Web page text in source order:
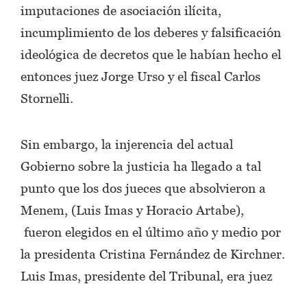
imputaciones de asociación ilícita,
incumplimiento de los deberes y falsificación
ideológica de decretos que le habían hecho el
entonces juez Jorge Urso y el fiscal Carlos
Stornelli.
Sin embargo, la injerencia del actual
Gobierno sobre la justicia ha llegado a tal
punto que los dos jueces que absolvieron a
Menem, (Luis Imas y Horacio Artabe),
fueron elegidos en el último año y medio por
la presidenta Cristina Fernández de Kirchner.
Luis Imas, presidente del Tribunal, era juez